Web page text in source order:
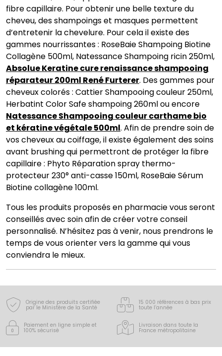
fibre capillaire. Pour obtenir une belle texture du
cheveu, des shampoings et masques permettent
d’entretenir la chevelure. Pour cela il existe des
gammes nourrissantes : RoseBaie Shampoing Biotine
Collagène 500ml, Natessance Shampoing ricin 250ml,
Absolue Keratine cure renaissance shampooing
réparateur 200ml René Furterer. Des gammes pour
cheveux colorés : Cattier Shampooing couleur 250ml,
Herbatint Color Safe shampoing 260ml ou encore
Natessance Shampooing couleur carthame bio
et kératine végétale 500ml. Afin de prendre soin de
vos cheveux au coiffage, il existe également des soins
avant brushing qui permettront de protéger la fibre
capillaire : Phyto Réparation spray thermo-
protecteur 230° anti-casse 150ml, RoseBaie Sérum
Biotine collagène 100ml.
Tous les produits proposés en pharmacie vous seront
conseillés avec soin afin de créer votre conseil
personnalisé. N’hésitez pas à venir, nous prendrons le
temps de vous orienter vers la gamme qui vous
conviendra le mieux.
Origine des produits certifiée
par le Ministère de la Santé
15 000 références à bas prix
toute l’année
Paiement en ligne simple et
100% sécurisé
Livraison dans toute la
France métropolitaine